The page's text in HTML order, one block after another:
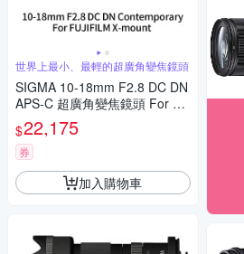
世界上最小、最輕的超廣角變焦鏡頭
SIGMA 10-18mm F2.8 DC DN
APS-C 超廣角變焦鏡頭 For Fuj
ifilm X-mount (公司貨)
$22,175
券
加入購物車